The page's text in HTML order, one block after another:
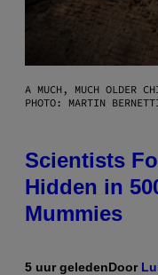
A MUCH, MUCH OLDER
PHOTO: MARTIN
Scientists
Hidden in
Mummies
5 uur geledenDoor